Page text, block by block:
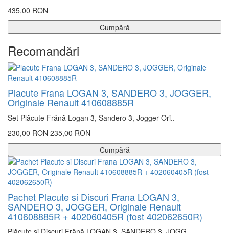
435,00 RON
Cumpără
Recomandări
Placute Frana LOGAN 3, SANDERO 3, JOGGER,
Originale Renault 410608885R
Set Plăcute Frână Logan 3, Sandero 3, Jogger Ori..
230,00 RON 235,00 RON
Cumpără
Pachet Placute si Discuri Frana LOGAN 3,
SANDERO 3, JOGGER, Originale Renault
410608885R + 402060405R (fost 402062650R)